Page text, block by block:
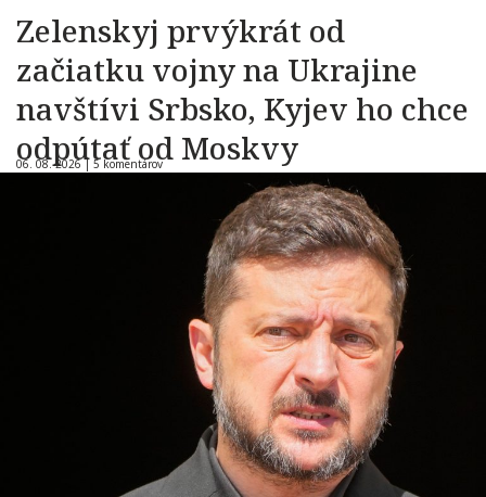
Zelenskyj prvýkrát od
začiatku vojny na Ukrajine
navštívi Srbsko, Kyjev ho chce
odpútať od Moskvy
06. 08. 2026 | 5 komentárov